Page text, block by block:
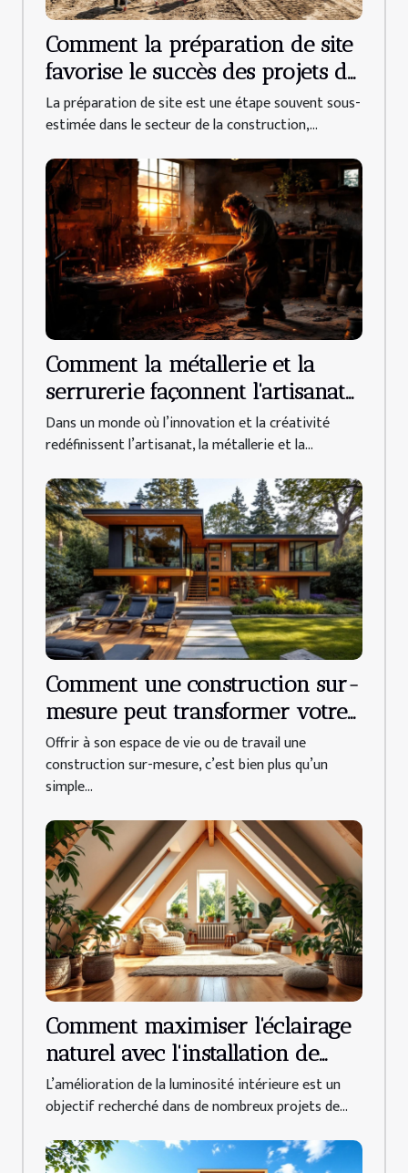
Comment la préparation de site
favorise le succès des projets de
construction ?
La préparation de site est une étape souvent sous-
estimée dans le secteur de la construction,...
Comment la métallerie et la
serrurerie façonnent l'artisanat
moderne ?
Dans un monde où l’innovation et la créativité
redéfinissent l’artisanat, la métallerie et la...
Comment une construction sur-
mesure peut transformer votre
quotidien ?
Offrir à son espace de vie ou de travail une
construction sur-mesure, c’est bien plus qu’un
simple...
Comment maximiser l'éclairage
naturel avec l'installation de
fenêtres de toit ?
L’amélioration de la luminosité intérieure est un
objectif recherché dans de nombreux projets de...